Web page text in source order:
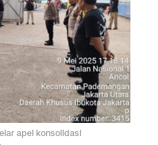
apel konsolidasi